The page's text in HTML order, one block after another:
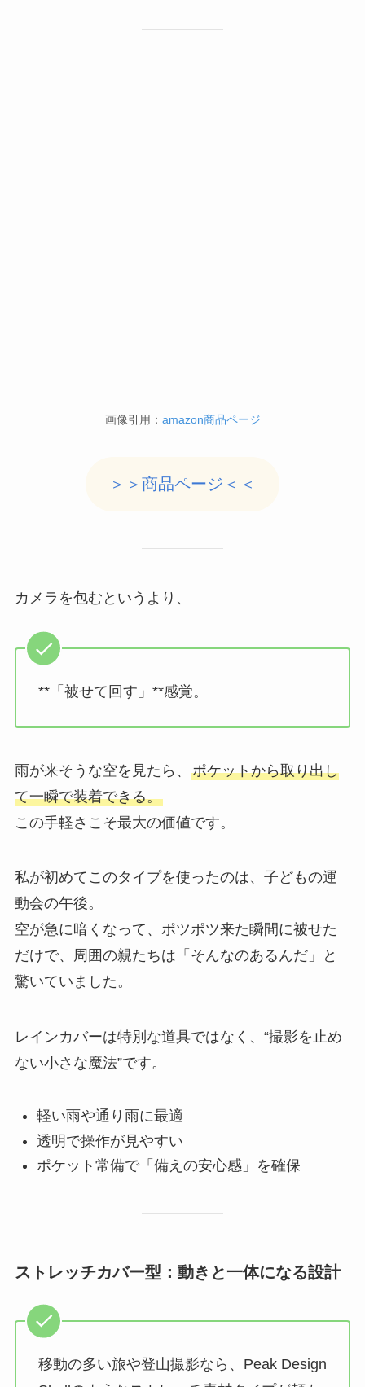
画像引用： amazon商品ページ
＞＞商品ページ＜＜
カメラを包むというより、
**「被せて回す」**感覚。
雨が来そうな空を見たら、 ポケットから取り出し
て一瞬で装着できる。
この手軽さこそ最大の価値です。
私が初めてこのタイプを使ったのは、子どもの運
動会の午後。
空が急に暗くなって、ポツポツ来た瞬間に被せた
だけで、周囲の親たちは「そんなのあるんだ」と
驚いていました。
レインカバーは特別な道具ではなく、“撮影を止め
ない小さな魔法”です。
軽い雨や通り雨に最適
透明で操作が見やすい
ポケット常備で「備えの安心感」を確保
ストレッチカバー型：動きと一体になる設計
移動の多い旅や登山撮影なら、Peak Design